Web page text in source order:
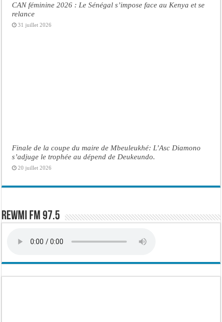
CAN féminine 2026 : Le Sénégal s’impose face au Kenya et se
relance
31 juillet 2026
Finale de la coupe du maire de Mbeuleukhé: L’Asc Diamono
s’adjuge le trophée au dépend de Deukeundo.
20 juillet 2026
Rewmi FM 97.5